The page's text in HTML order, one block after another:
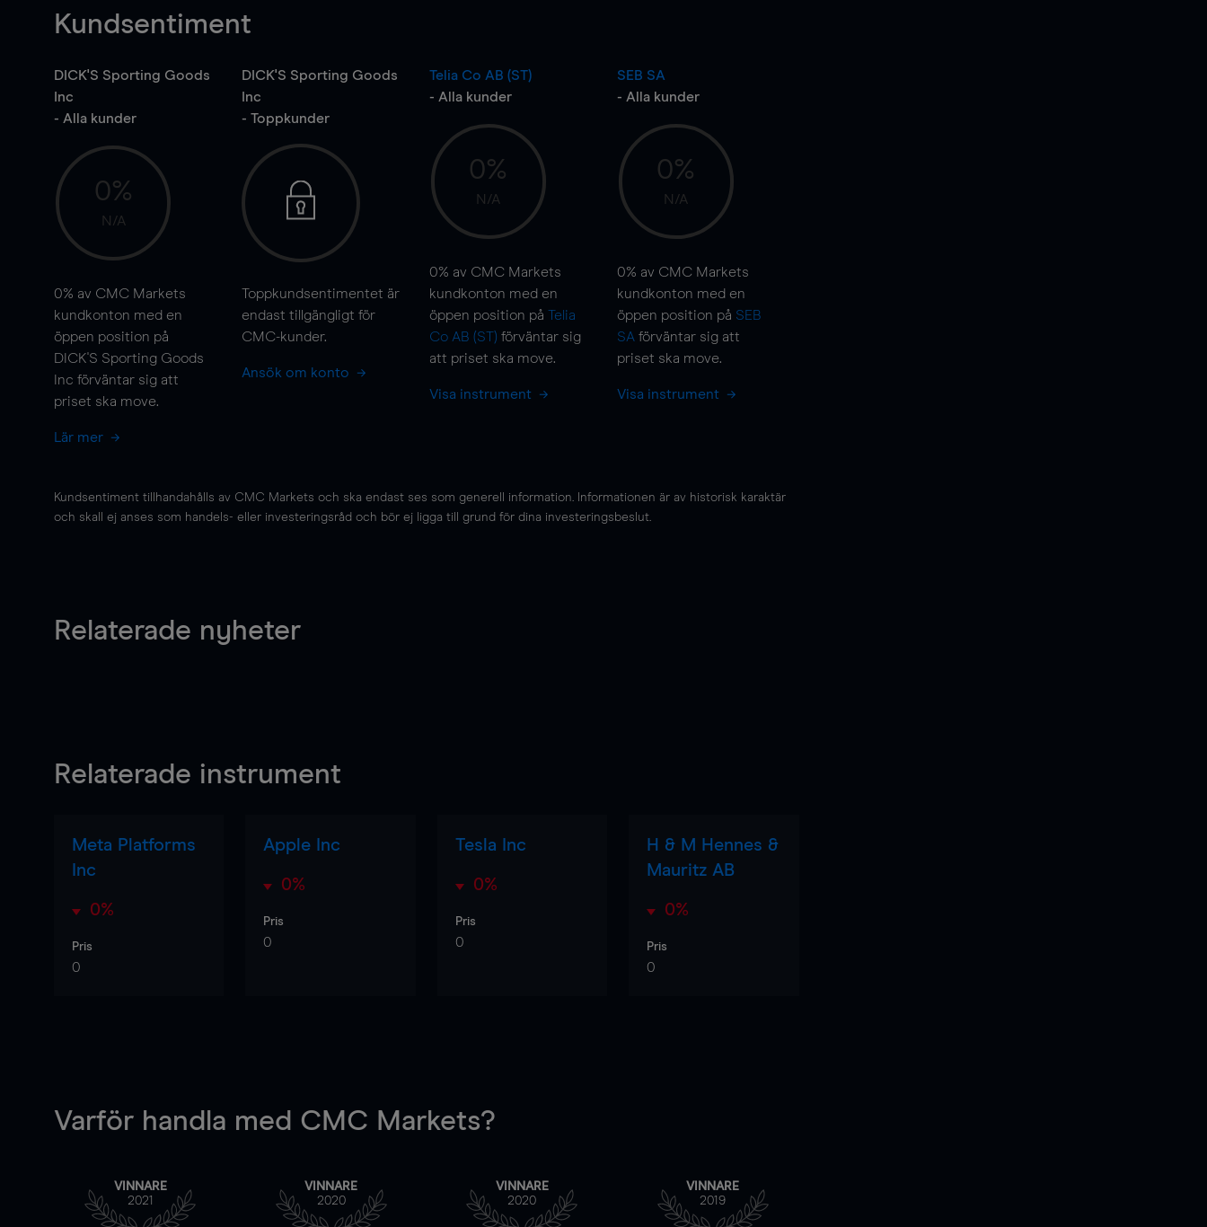
Kundsentiment
DICK'S Sporting Goods
Inc
- Alla kunder
0%
N/A
0% av CMC Markets
kundkonton med en
öppen position på
DICK'S Sporting Goods
Inc förväntar sig att
priset ska move.
Lär mer
DICK'S Sporting Goods
Inc
- Toppkunder
Toppkundsentimentet är
endast tillgängligt för
CMC-kunder.
Ansök om konto
Telia Co AB (ST)
- Alla kunder
0%
N/A
0% av CMC Markets
kundkonton med en
öppen position på Telia
Co AB (ST) förväntar sig
att priset ska move.
Visa instrument
SEB SA
- Alla kunder
0%
N/A
0% av CMC Markets
kundkonton med en
öppen position på SEB
SA förväntar sig att
priset ska move.
Visa instrument
Kundsentiment tillhandahålls av CMC Markets och ska endast ses som generell information. Informationen är av historisk karaktär
och skall ej anses som handels- eller investeringsråd och bör ej ligga till grund för dina investeringsbeslut.
Relaterade nyheter
Relaterade instrument
Meta Platforms
Inc
0%
Pris
0
Apple Inc
0%
Pris
0
Tesla Inc
0%
Pris
0
H & M Hennes &
Mauritz AB
0%
Pris
0
Varför handla med CMC Markets?
VINNARE
2021
VINNARE
2020
VINNARE
2020
VINNARE
2019